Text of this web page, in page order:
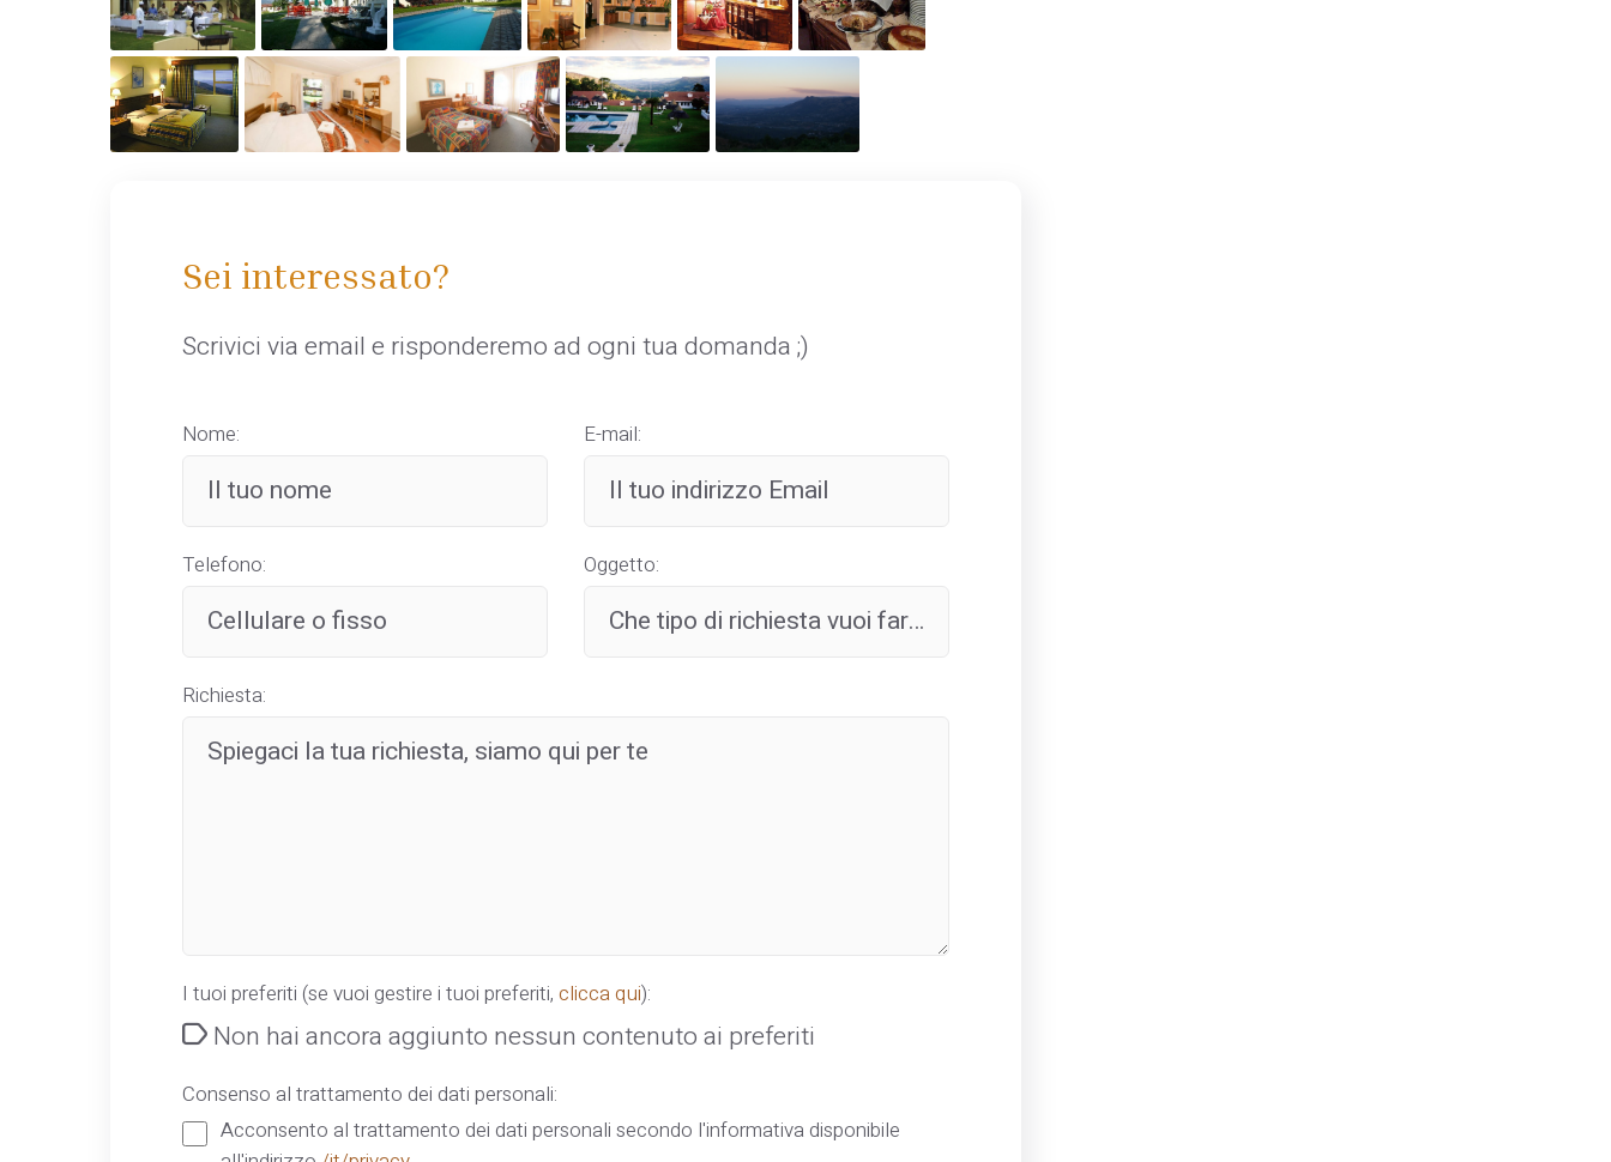
Sei interessato?
Scrivici via email e risponderemo ad ogni tua domanda ;)
Nome: E-mail:
Telefono: Oggetto:
Richiesta:
I tuoi preferiti (se vuoi gestire i tuoi preferiti, clicca qui):
Non hai ancora aggiunto nessun contenuto ai preferiti
Consenso al trattamento dei dati personali:
Acconsento al trattamento dei dati personali secondo l'informativa disponibile